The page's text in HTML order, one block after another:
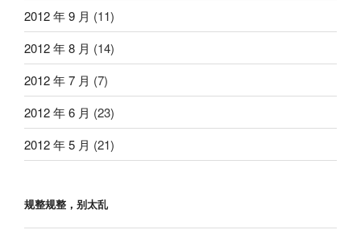
2012 年 9 月 (11)
2012 年 8 月 (14)
2012 年 7 月 (7)
2012 年 6 月 (23)
2012 年 5 月 (21)
规整规整，别太乱